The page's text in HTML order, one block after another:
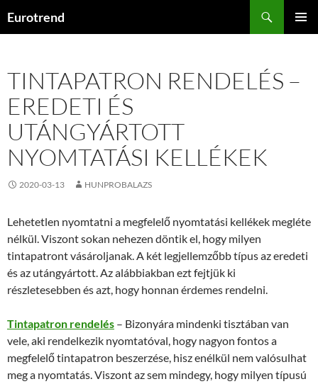
Eurotrend
TINTAPATRON RENDELÉS –
EREDETI ÉS
UTÁNGYÁRTOTT
NYOMTATÁSI KELLÉKEK
2020-03-13 HUNPROBALAZS
Lehetetlen nyomtatni a megfelelő nyomtatási kellékek megléte
nélkül. Viszont sokan nehezen döntik el, hogy milyen
tintapatront vásároljanak. A két legjellemzőbb típus az eredeti
és az utángyártott. Az alábbiakban ezt fejtjük ki
részletesebben és azt, hogy honnan érdemes rendelni.
Tintapatron rendelés – Bizonyára mindenki tisztában van
vele, aki rendelkezik nyomtatóval, hogy nagyon fontos a
megfelelő tintapatron beszerzése, hisz enélkül nem valósulhat
meg a nyomtatás. Viszont az sem mindegy, hogy milyen típusú